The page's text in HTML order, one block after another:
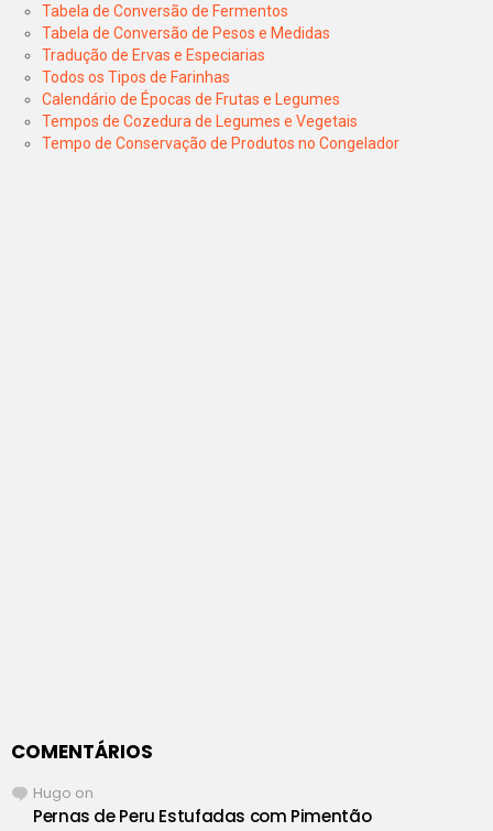
Tabela de Conversão de Fermentos
Tabela de Conversão de Pesos e Medidas
Tradução de Ervas e Especiarias
Todos os Tipos de Farinhas
Calendário de Épocas de Frutas e Legumes
Tempos de Cozedura de Legumes e Vegetais
Tempo de Conservação de Produtos no Congelador
COMENTÁRIOS
Hugo on
Pernas de Peru Estufadas com Pimentão